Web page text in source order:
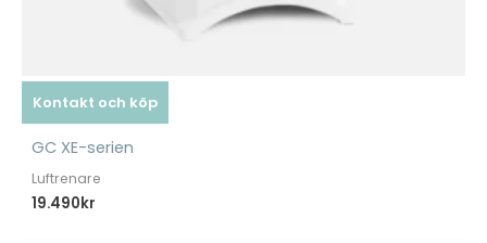
Kontakt och köp
GC XE-serien
Luftrenare
19.490kr